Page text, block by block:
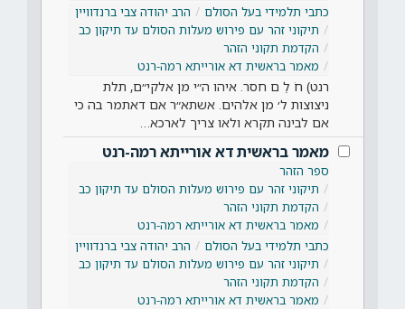
כתבי תלמידי בעל הסולם
הרב יהודה צבי ברנדוויין
תיקוני זהר עם פירוש מעלות הסולם עד תיקון כב
הקדמת תקוני הזהר
מאמר בראשית דא אורייתא רמה-רנט
רנט) חֹ לֵ ם חסר. איהו ה״י מן אלקי״ם, תלת
ניצוצות ל׳ מן אלהים. אשתא״ר אם דאתמר בה כי
אם לבינה תקרא ולאו צריך לארכא…
מאמר בראשית דא אורייתא רמה-רנט
ספר הזהר
תיקוני זהר עם פירוש מעלות הסולם עד תיקון כב
הקדמת תקוני הזהר
מאמר בראשית דא אורייתא רמה-רנט
כתבי תלמידי בעל הסולם
הרב יהודה צבי ברנדוויין
תיקוני זהר עם פירוש מעלות הסולם עד תיקון כב
הקדמת תקוני הזהר
מאמר בראשית דא אורייתא רמה-רנט